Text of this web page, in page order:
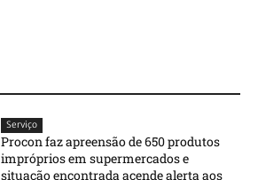
Serviço
Procon faz apreensão de 650 produtos
impróprios em supermercados e
situação encontrada acende alerta aos